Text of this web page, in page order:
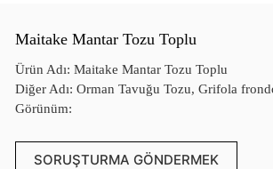
Maitake Mantar Tozu Toplu
Ürün Adı: Maitake Mantar Tozu Toplu
Diğer Adı: Orman Tavuğu Tozu, Grifola
Görünüm:
SORUŞTURMA GÖNDERMEK